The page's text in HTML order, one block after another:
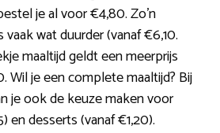
je al voor €4,80. Zo’n
wat duurder (vanaf €6,10.
maaltijd geldt een meerprijs
Wil je een complete maaltijd? Bij
je ook de keuze maken voor
en desserts (vanaf €1,20).